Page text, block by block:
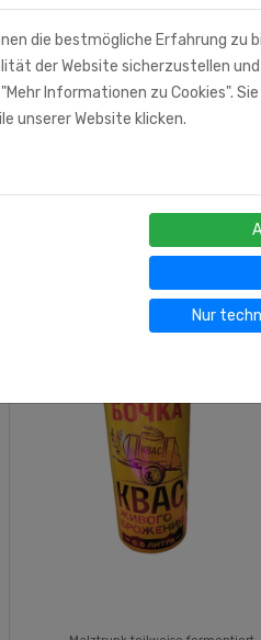
die bestmögliche Erfahrung zu
der Website sicherzustellen
Informationen zu Cookies".
unserer Website klicken.
Nur